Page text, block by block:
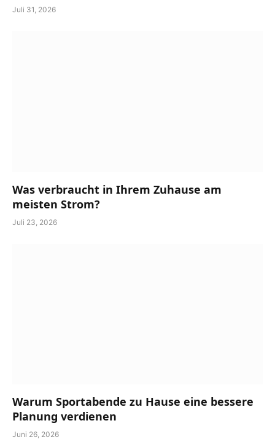
Juli 31, 2026
Was verbraucht in Ihrem Zuhause am
meisten Strom?
Juli 23, 2026
Warum Sportabende zu Hause eine bessere
Planung verdienen
Juni 26, 2026